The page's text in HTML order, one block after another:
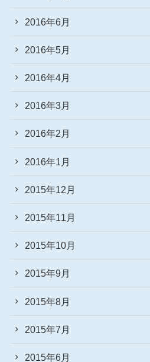
2016年6月
2016年5月
2016年4月
2016年3月
2016年2月
2016年1月
2015年12月
2015年11月
2015年10月
2015年9月
2015年8月
2015年7月
2015年6月